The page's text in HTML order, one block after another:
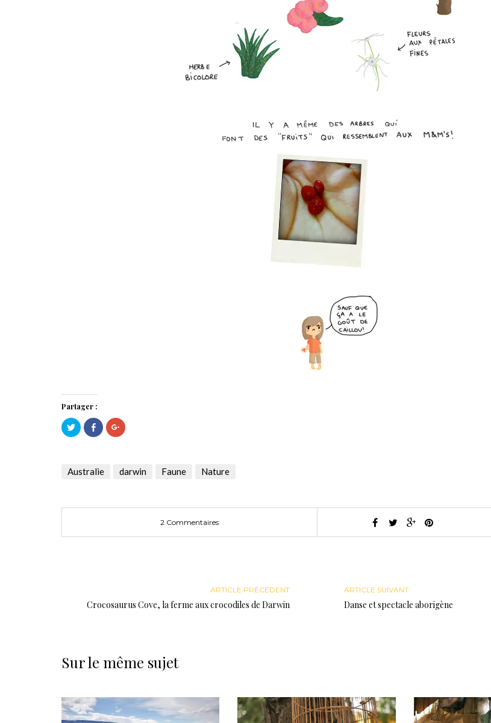
Partager :
Cliquez
pour
partager
une
nouvelle
Cliquez
pour
partager
une
nouvelle
Cliquez
pour
dans
une
Australie darwin Faune Nature
2 Commentaires
ARTICLE PRÉCÉDENT
Crocosaurus Cove, la ferme aux crocodiles de Darwin
ARTICLE SUIVANT
Danse et spectacle aborigène
Sur le même sujet